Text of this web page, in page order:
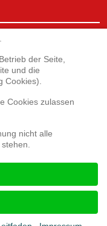
der Seite,
und die
Cookies).
Cookies zulassen
nicht alle